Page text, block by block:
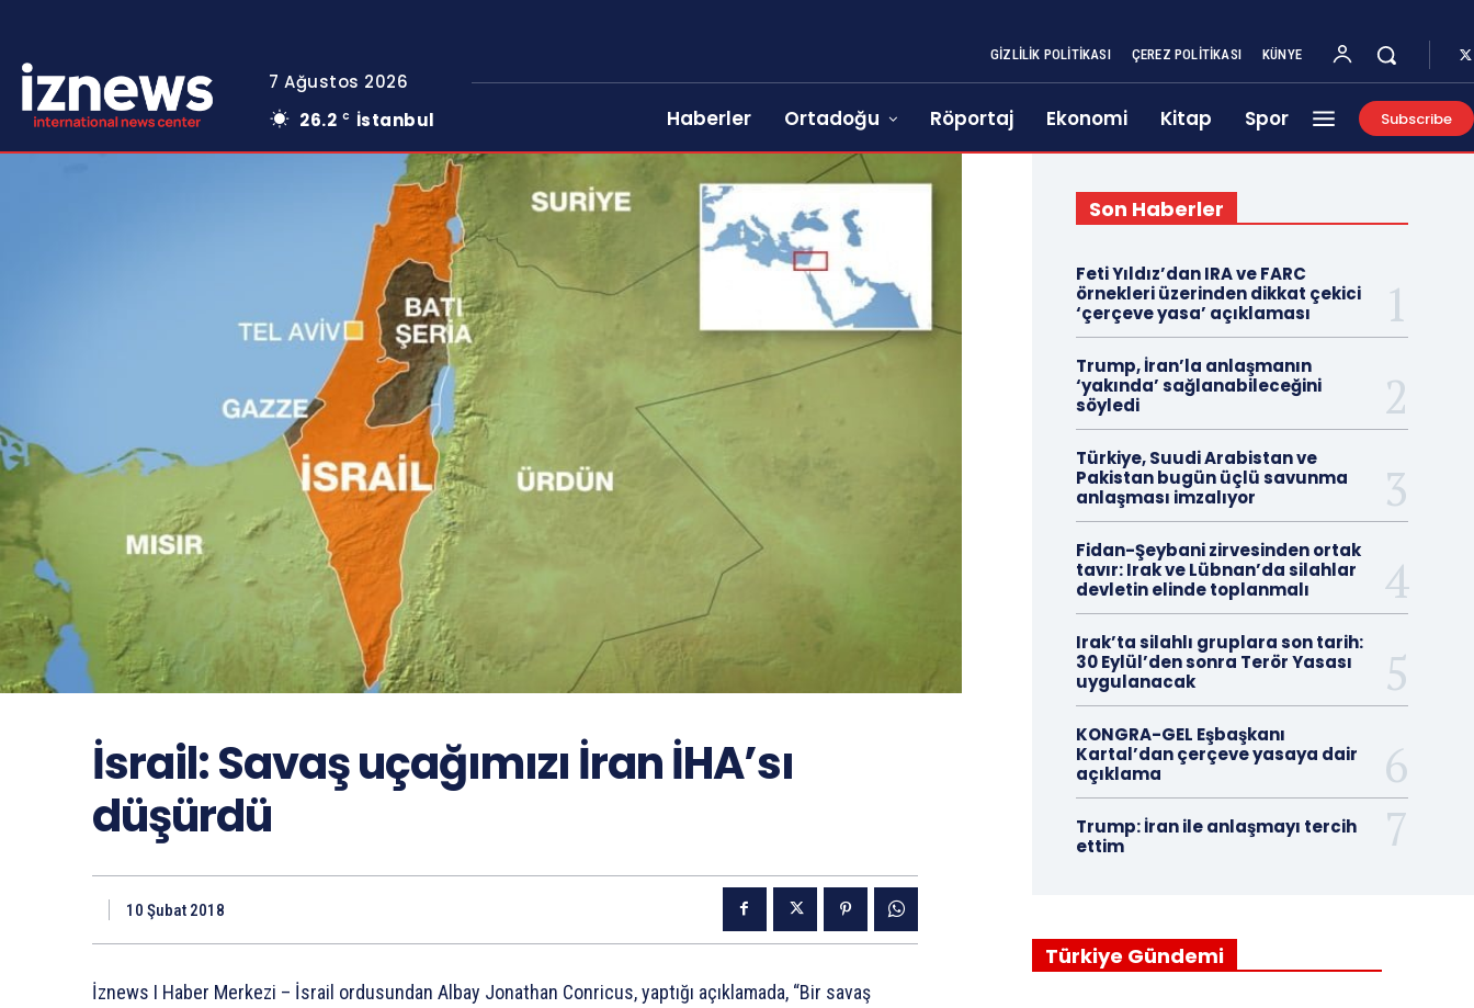
7 Ağustos 2026
26.2 C İstanbul
GIZLILIK POLITIKASI ÇEREZ POLITIKASI KÜNYE
Haberler Ortadoğu Röportaj Ekonomi Kitap Spor Subscribe
İsrail: Savaş uçağımızı İran İHA’sı
düşürdü
10 Şubat 2018
İznews I Haber Merkezi – İsrail ordusundan Albay Jonathan Conricus, yaptığı açıklamada, “Bir savaş
Son Haberler
Feti Yıldız’dan IRA ve FARC
örnekleri üzerinden dikkat çekici
‘çerçeve yasa’ açıklaması
Trump, İran’la anlaşmanın
‘yakında’ sağlanabileceğini
söyledi
Türkiye, Suudi Arabistan ve
Pakistan bugün üçlü savunma
anlaşması imzalıyor
Fidan-Şeybani zirvesinden ortak
tavır: Irak ve Lübnan’da silahlar
devletin elinde toplanmalı
Irak’ta silahlı gruplara son tarih:
30 Eylül’den sonra Terör Yasası
uygulanacak
KONGRA-GEL Eşbaşkanı
Kartal’dan çerçeve yasaya dair
açıklama
Trump: İran ile anlaşmayı tercih
ettim
Türkiye Gündemi